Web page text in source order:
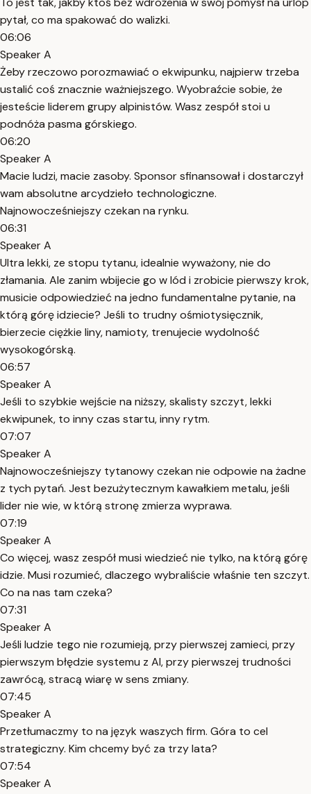
pytał, co ma spakować do walizki.
06:06
Speaker A
Żeby rzeczowo porozmawiać o ekwipunku, najpierw trzeba
ustalić coś znacznie ważniejszego. Wyobraźcie sobie, że
jesteście liderem grupy alpinistów. Wasz zespół stoi u
podnóża pasma górskiego.
06:20
Speaker A
Macie ludzi, macie zasoby. Sponsor sfinansował i dostarczył
wam absolutne arcydzieło technologiczne.
Najnowocześniejszy czekan na rynku.
06:31
Speaker A
Ultra lekki, ze stopu tytanu, idealnie wyważony, nie do
złamania. Ale zanim wbijecie go w lód i zrobicie pierwszy krok,
musicie odpowiedzieć na jedno fundamentalne pytanie, na
którą górę idziecie? Jeśli to trudny ośmiotysięcznik,
bierzecie ciężkie liny, namioty, trenujecie wydolność
wysokogórską.
06:57
Speaker A
Jeśli to szybkie wejście na niższy, skalisty szczyt, lekki
ekwipunek, to inny czas startu, inny rytm.
07:07
Speaker A
Najnowocześniejszy tytanowy czekan nie odpowie na żadne
z tych pytań. Jest bezużytecznym kawałkiem metalu, jeśli
lider nie wie, w którą stronę zmierza wyprawa.
07:19
Speaker A
Co więcej, wasz zespół musi wiedzieć nie tylko, na którą górę
idzie. Musi rozumieć, dlaczego wybraliście właśnie ten szczyt.
Co na nas tam czeka?
07:31
Speaker A
Jeśli ludzie tego nie rozumieją, przy pierwszej zamieci, przy
pierwszym błędzie systemu z AI, przy pierwszej trudności
zawrócą, stracą wiarę w sens zmiany.
07:45
Speaker A
Przetłumaczmy to na język waszych firm. Góra to cel
strategiczny. Kim chcemy być za trzy lata?
07:54
Speaker A